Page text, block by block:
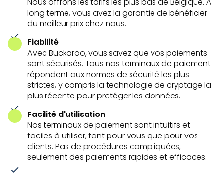
Nous offrons les tarifs les plus bas de Belgique. À
long terme, vous avez la garantie de bénéficier
du meilleur prix chez nous.
Fiabilité
Avec Buckaroo, vous savez que vos paiements
sont sécurisés. Tous nos terminaux de paiement
répondent aux normes de sécurité les plus
strictes, y compris la technologie de cryptage la
plus récente pour protéger les données.
Facilité d'utilisation
Nos terminaux de paiement sont intuitifs et
faciles à utiliser, tant pour vous que pour vos
clients. Pas de procédures compliquées,
seulement des paiements rapides et efficaces.